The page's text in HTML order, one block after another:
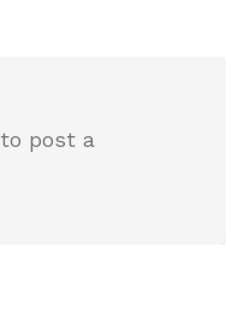
to post a